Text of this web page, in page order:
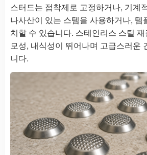
스터드는 접착제로 고정하거나, 기계
나사산이 있는 스템을 사용하거나, 템
치할 수 있습니다. 스테인리스 스틸
모성, 내식성이 뛰어나며 고급스러운
니다.